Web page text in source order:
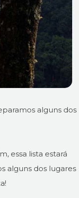
alguns dos
essa lista estará
alguns dos lugares